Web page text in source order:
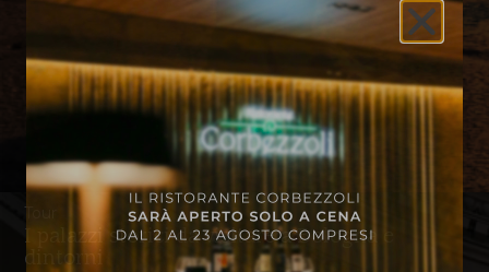
Tour
I palazzi storici da visitare a Bologna e
dintorni